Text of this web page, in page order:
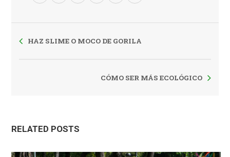
HAZ SLIME O MOCO DE GORILA
CÓMO SER MÁS ECOLÓGICO
RELATED POSTS